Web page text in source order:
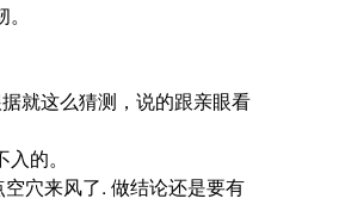
就这么猜测，说的跟亲眼看
的。
穴来风了. 做结论还是要有